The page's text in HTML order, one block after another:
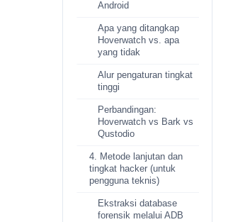
Android
Apa yang ditangkap
Hoverwatch vs. apa
yang tidak
Alur pengaturan tingkat
tinggi
Perbandingan:
Hoverwatch vs Bark vs
Qustodio
4. Metode lanjutan dan
tingkat hacker (untuk
pengguna teknis)
Ekstraksi database
forensik melalui ADB